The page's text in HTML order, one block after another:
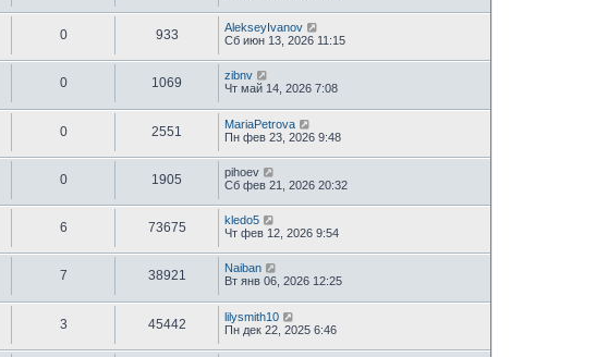
0 933
AlekseyIvanov
Сб июн 13, 2026 11:15
0 1069
zibnv
Чт май 14, 2026 7:08
0 2551
MariaPetrova
Пн фев 23, 2026 9:48
0 1905
pihoev
Сб фев 21, 2026 20:32
6 73675
kledo5
Чт фев 12, 2026 9:54
7 38921
Naiban
Вт янв 06, 2026 12:25
3 45442
lilysmith10
Пн дек 22, 2025 6:46